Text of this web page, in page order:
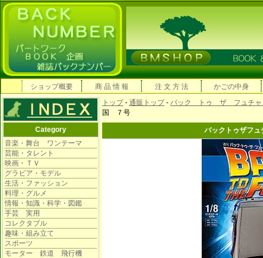
ショップ概要 商 品 情 報 注 文 方 法 かごの中身
Category
音楽・舞台 ワンテーマ
芸能・タレント
映画・ＴＶ
グラビア・モデル
生活・ファッション
料理・グルメ
情報・知識・科学・図鑑
手芸 実用
コレクタブル
趣味・組み立て
スポーツ
モーター 鉄道 飛行機
トップ- 通販トップ- バック トゥ ザ フュチ
国 ７号
バックトゥザフ